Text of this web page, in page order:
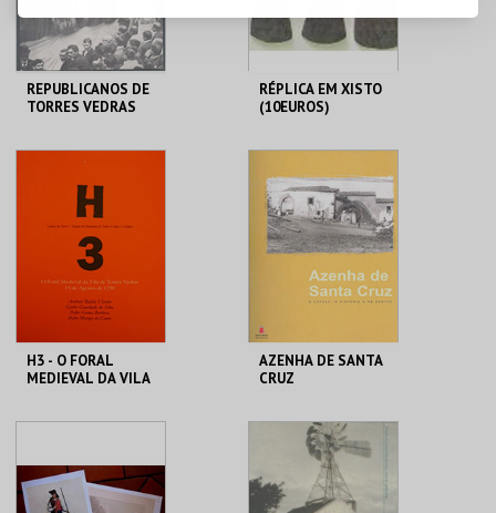
REPUBLICANOS DE
TORRES VEDRAS
VEDRAS
MAIS INFO
COMPRAR
RÉPLICA EM XISTO
(10EUROS)
VEDRAS
MAIS INFO
COMPRAR
H3 - O FORAL
MEDIEVAL DA VILA
VEDRAS
MAIS INFO
AZENHA DE SANTA
CRUZ
VEDRAS
MAIS INFO